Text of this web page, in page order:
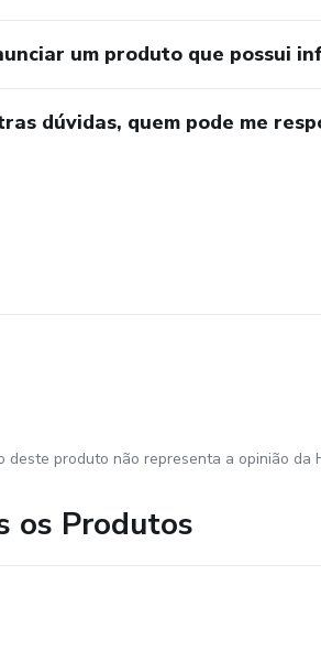
um produto que possui
dúvidas, quem pode me
deste produto não representa a opinião da
os Produtos